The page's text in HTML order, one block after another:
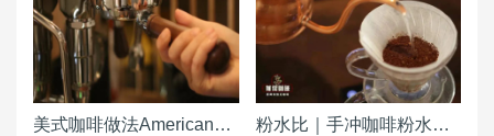
美式咖啡做法Americano ｜热美式咖啡粉水比例参考 冰美式咖啡浓缩粉水冰块比例是多少 粉水比｜手冲咖啡粉水比怎么计算 冷萃手冲粉水比